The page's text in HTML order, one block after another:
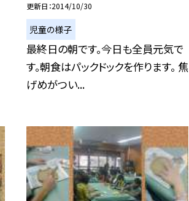
更新日 2014/10/30
児童の様子
最終日の朝です。今日も全員元気で
す。朝食はパックドックを作ります。 焦
げめがつい...